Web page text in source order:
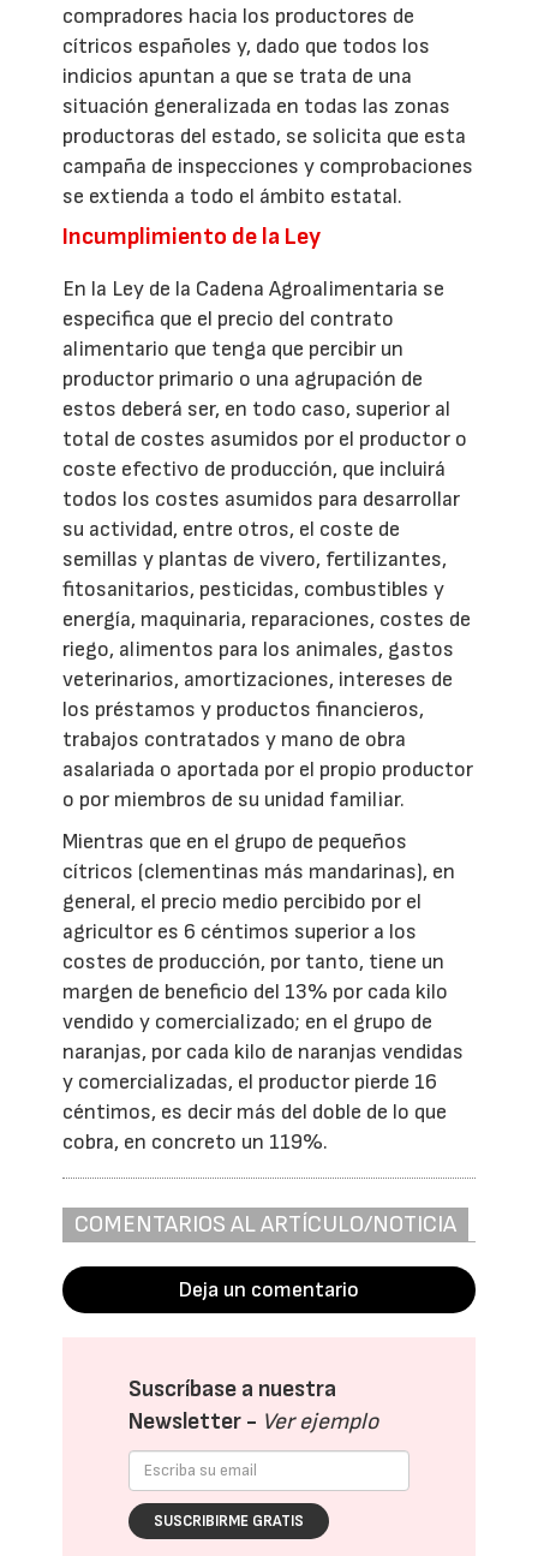
compradores hacia los productores de
cítricos españoles y, dado que todos los
indicios apuntan a que se trata de una
situación generalizada en todas las zonas
productoras del estado, se solicita que esta
campaña de inspecciones y comprobaciones
se extienda a todo el ámbito estatal.
Incumplimiento de la Ley
En la Ley de la Cadena Agroalimentaria se
especifica que el precio del contrato
alimentario que tenga que percibir un
productor primario o una agrupación de
estos deberá ser, en todo caso, superior al
total de costes asumidos por el productor o
coste efectivo de producción, que incluirá
todos los costes asumidos para desarrollar
su actividad, entre otros, el coste de
semillas y plantas de vivero, fertilizantes,
fitosanitarios, pesticidas, combustibles y
energía, maquinaria, reparaciones, costes de
riego, alimentos para los animales, gastos
veterinarios, amortizaciones, intereses de
los préstamos y productos financieros,
trabajos contratados y mano de obra
asalariada o aportada por el propio productor
o por miembros de su unidad familiar.
Mientras que en el grupo de pequeños
cítricos (clementinas más mandarinas), en
general, el precio medio percibido por el
agricultor es 6 céntimos superior a los
costes de producción, por tanto, tiene un
margen de beneficio del 13% por cada kilo
vendido y comercializado; en el grupo de
naranjas, por cada kilo de naranjas vendidas
y comercializadas, el productor pierde 16
céntimos, es decir más del doble de lo que
cobra, en concreto un 119%.
COMENTARIOS AL ARTÍCULO/NOTICIA
Deja un comentario
Suscríbase a nuestra
Newsletter - Ver ejemplo
SUSCRIBIRME GRATIS